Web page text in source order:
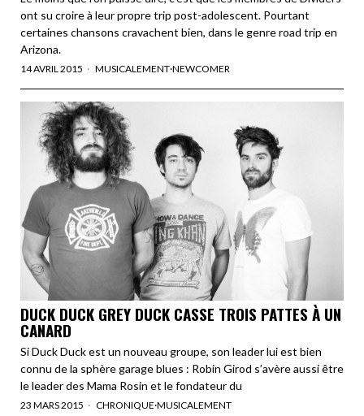
ont su croire à leur propre trip post-adolescent. Pourtant
certaines chansons cravachent bien, dans le genre road trip en
Arizona.
14 AVRIL 2015 MUSICALEMENT·NEWCOMER
DUCK DUCK GREY DUCK CASSE TROIS PATTES À UN
CANARD
Si Duck Duck est un nouveau groupe, son leader lui est bien
connu de la sphère garage blues : Robin Girod s’avère aussi être
le leader des Mama Rosin et le fondateur du
23 MARS 2015 CHRONIQUE·MUSICALEMENT